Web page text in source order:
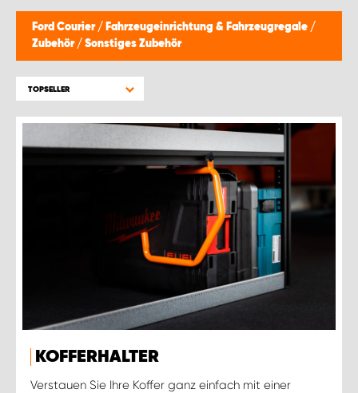
Ford Courier / Fahrzeugeinrichtung & Fahrzeugregale /
Zubehör / Sonstiges Zubehör
TOPSELLER
KOFFERHALTER
Verstauen Sie Ihre Koffer ganz einfach mit einer